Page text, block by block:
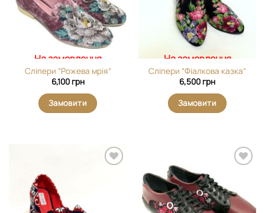
На замовлення
Сліпери “Рожева мрія”
6,100 грн
Замовити
На замовлення
Сліпери “Фіалкова казка”
6,500 грн
Замовити
вибране